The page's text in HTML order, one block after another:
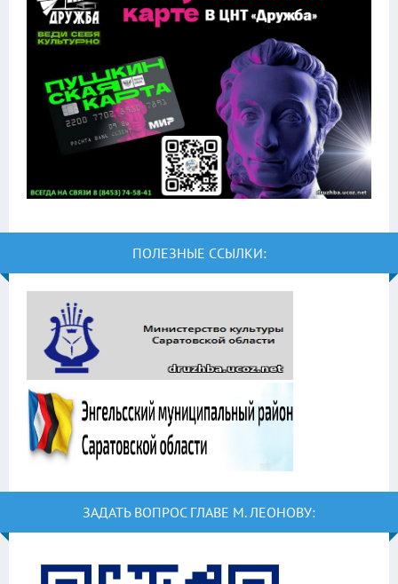
ПОЛЕЗНЫЕ ССЫЛКИ:
ЗАДАТЬ ВОПРОС ГЛАВЕ М. ЛЕОНОВУ: